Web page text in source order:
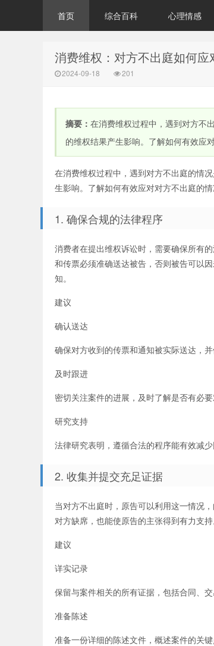
首页 综合百科 心理情感
消费维权：对方不出庭如何应
2024-09-18 201
摘要： 在消费维权过程中，遇到对方不
的维权结果产生影响。了解如何有效应
在消费维权过程中，遇到对方不出庭的情
生影响。了解如何有效应对对方不出庭的
1. 确保合规的法律程序
消费者在提出维权诉讼时，需要确保所有
和传票必须准确送达被告，否则被告可以
知。
建议
确认送达
确保对方收到的传票和通知被实际送达，并
及时跟进
密切关注案件的进展，及时了解是否有必
研究支持
法律研究表明，遵循合法的程序能有效减
2. 收集并提交充足证据
当对方不出庭时，原告可以利用这一情况
对方缺席，也能使原告的主张得到有力支持
建议
详实记录
保留与案件相关的所有证据，包括合同、交
准备陈述
准备一份详细的陈述文件，概述案件的关